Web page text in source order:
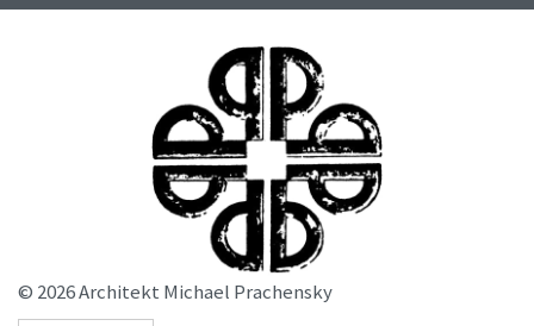
© 2026 Architekt Michael Prachensky